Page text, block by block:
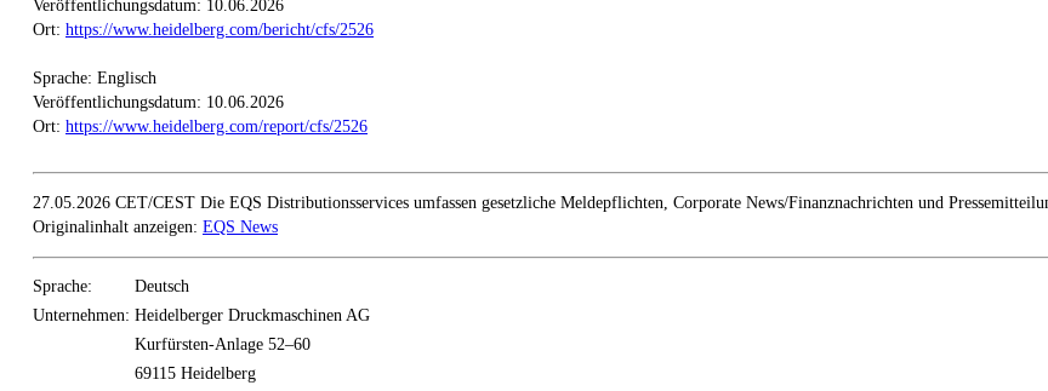
Veröffentlichungsdatum: 10.06.2026
Ort: https://www.heidelberg.com/bericht/cfs/2526
Sprache: Englisch
Veröffentlichungsdatum: 10.06.2026
Ort: https://www.heidelberg.com/report/cfs/2526
27.05.2026 CET/CEST Die EQS Distributionsservices umfassen gesetzliche Meldepflichten, Corporate News/Finanznachrichten und
Originalinhalt anzeigen: EQS News
Sprache:
Deutsch
Unternehmen: Heidelberger Druckmaschinen AG
Kurfürsten-Anlage 52–60
69115 Heidelberg